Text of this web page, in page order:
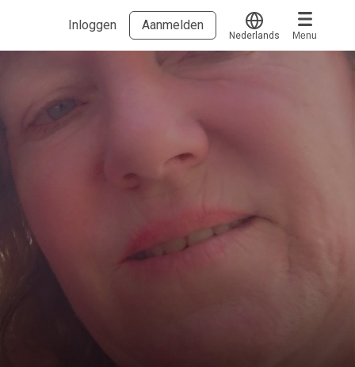
Voucher verzilveren
Start met leren
klantenservice@hobp.nl
Talentbehoud V.S. werving en selectie.
Voorwaarden en Privacy
Inloggen Aanmelden
Translate
Nederlands Menu